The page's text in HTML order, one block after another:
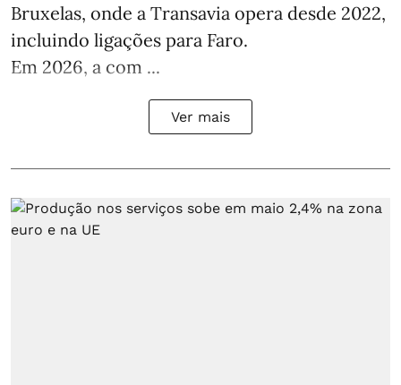
Bruxelas, onde a Transavia opera desde 2022,
incluindo ligações para Faro.
Em 2026, a com ...
Ver mais